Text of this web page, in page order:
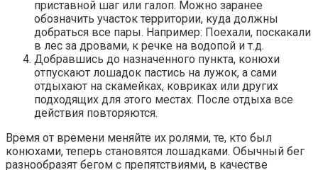
приставной шаг или галоп. Можно заранее
обозначить участок территории, куда должны
добраться все пары. Например: Поехали, поскакали
в лес за дровами, к речке на водопой и т.д.
Добравшись до назначенного пункта, конюхи
отпускают лошадок пастись на лужок, а сами
отдыхают на скамейках, ковриках или других
подходящих для этого местах. После отдыха все
действия повторяются.
Время от времени меняйте их ролями, те, кто был
конюхами, теперь становятся лошадками. Обычный бег
разнообразят бегом с препятствиями, в качестве